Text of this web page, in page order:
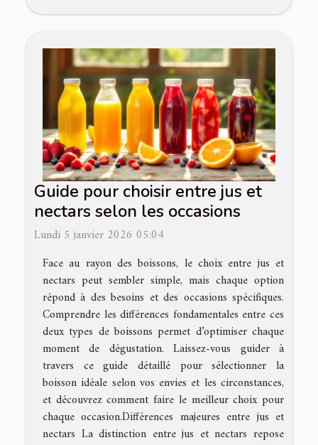
Guide pour choisir entre jus et
nectars selon les occasions
Lundi 5 janvier 2026 05:04
Face au rayon des boissons, le choix entre jus et
nectars peut sembler simple, mais chaque option
répond à des besoins et des occasions spécifiques.
Comprendre les différences fondamentales entre ces
deux types de boissons permet d’optimiser chaque
moment de dégustation. Laissez-vous guider à
travers ce guide détaillé pour sélectionner la
boisson idéale selon vos envies et les circonstances,
et découvrez comment faire le meilleur choix pour
chaque occasion.Différences majeures entre jus et
nectars La distinction entre jus et nectars repose